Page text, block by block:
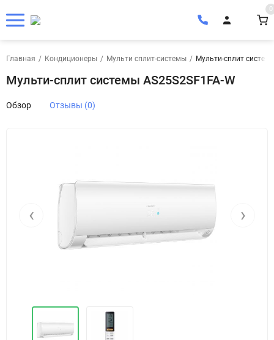
0
Главная / Кондиционеры / Мульти сплит-системы / Мульти-сплит
Мульти-сплит системы AS25S2SF1FA-W
Обзор Отзывы (0)
‹ ›